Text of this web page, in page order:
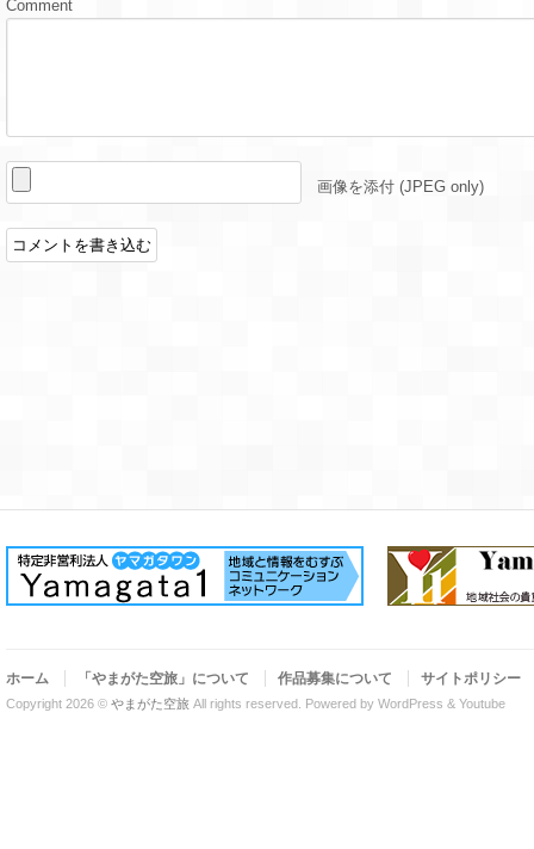
Comment
画像を添付 (JPEG only)
ホーム 「やまがた空旅」について 作品募集について サイトポリシー
Copyright 2026 © やまがた空旅 All rights reserved. Powered by WordPress & Youtube